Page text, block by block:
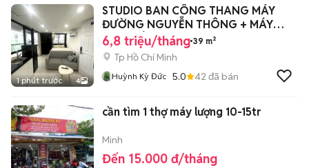
1 phút trước 4
STUDIO BAN CÔNG THANG MÁY
ĐƯỜNG NGUYỄN THÔNG + MÁY
GIẶT RIÊNG
6,8 triệu/tháng 39 m²
Tp Hồ Chí Minh
Huỳnh Kỳ Đức 5.0 42 đã bán
cần tìm 1 thợ máy lượng 10-15tr
Minh
Đến 15.000 đ/tháng